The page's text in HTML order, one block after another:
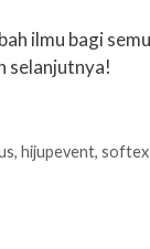
ilmu bagi
selanjutnya!
, hijupevent, softex